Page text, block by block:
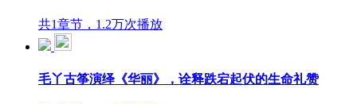
共1章节，1.2万次播放
毛丫古筝演绎《华丽》，诠释跌宕起伏的生命礼赞